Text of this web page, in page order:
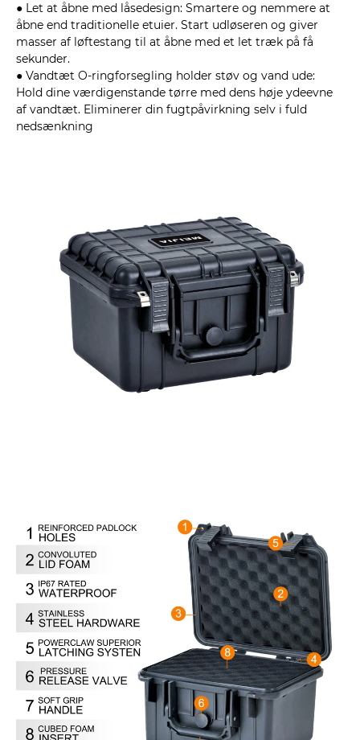
● Let at åbne med låsedesign: Smartere og nemmere at
åbne end traditionelle etuier. Start udløseren og giver
masser af løftestang til at åbne med et let træk på få
sekunder.
● Vandtæt O-ringforsegling holder støv og vand ude:
Hold dine værdigenstande tørre med dens høje ydeevne
af vandtæt. Eliminerer din fugtpåvirkning selv i fuld
nedsænkning